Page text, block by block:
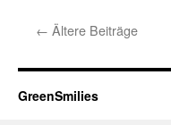
← Ältere Beiträge
GreenSmilies